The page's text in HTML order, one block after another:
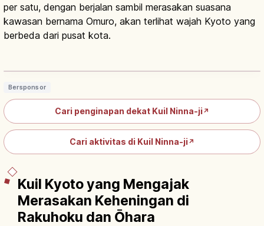
per satu, dengan berjalan sambil merasakan suasana
kawasan bernama Omuro, akan terlihat wajah Kyoto yang
berbeda dari pusat kota.
Kuil Ninnaji Kyoto: Sakura Omuro, Etika
Bersponsor
Cari penginapan dekat Kuil Ninna-ji↗
Cari aktivitas di Kuil Ninna-ji↗
Kuil Kyoto yang Mengajak
Merasakan Keheningan di
Rakuhoku dan Ōhara